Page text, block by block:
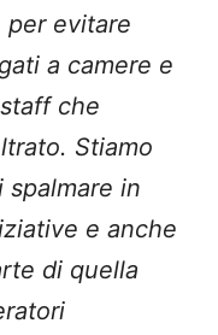
per evitare
a camere e
che
Stiamo
in
e anche
di quella